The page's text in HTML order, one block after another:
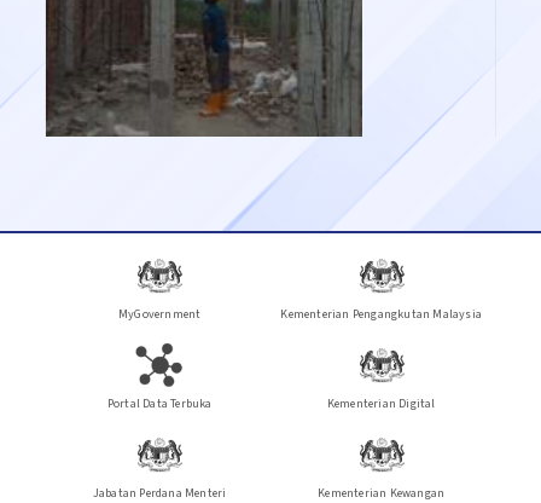
MyGovernment Kementerian Pengangkutan Malaysia
Portal Data Terbuka Kementerian Digital
Jabatan Perdana Menteri Kementerian Kewangan